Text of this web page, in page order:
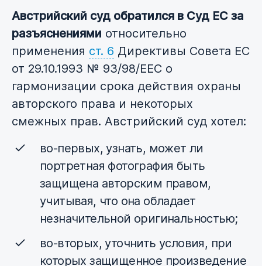
Австрийский суд обратился в Суд ЕС за
разъяснениями относительно
применения ст. 6 Директивы Совета ЕС
от 29.10.1993 № 93/98/EEC о
гармонизации срока действия охраны
авторского права и некоторых
смежных прав. Австрийский суд хотел:
во-первых, узнать, может ли
портретная фотография быть
защищена авторским правом,
учитывая, что она обладает
незначительной оригинальностью;
во-вторых, уточнить условия, при
которых защищенное произведение